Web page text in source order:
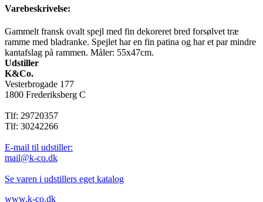
Varebeskrivelse:
Gammelt fransk ovalt spejl med fin dekoreret bred forsølvet træ
ramme med bladranke. Spejlet har en fin patina og har et par mindre
kantafslag på rammen. Måler: 55x47cm.
Udstiller
K&Co.
Vesterbrogade 177
1800 Frederiksberg C
Tlf: 29720357
Tlf: 30242266
E-mail til udstiller:
mail@k-co.dk
Se varen i udstillers eget katalog
www.k-co.dk